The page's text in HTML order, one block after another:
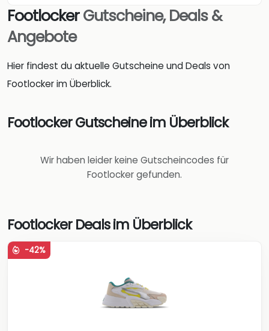
FootlockerGutscheine, Deals &
Angebote
Hier findest du aktuelle Gutscheine und Deals von
Footlocker im Überblick.
Footlocker Gutscheine im Überblick
Wir haben leider keine Gutscheincodes für
Footlocker gefunden.
Footlocker Deals im Überblick
-42%